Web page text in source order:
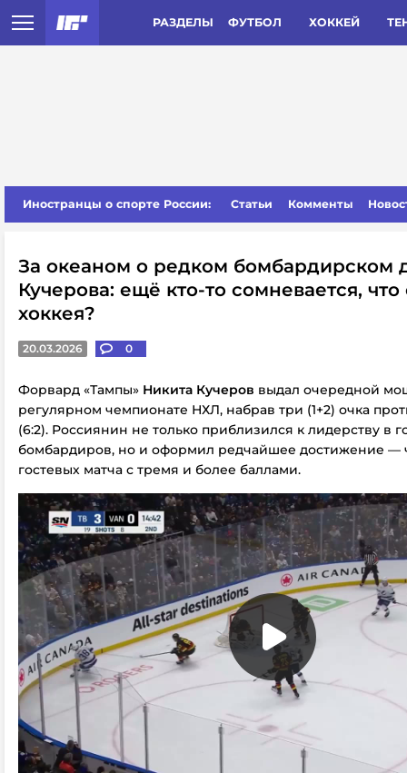
РАЗДЕЛЫ ФУТБОЛ ХОККЕЙ
Иностранцы о спорте России: Статьи Комменты
За океаном о редком бомбардирском
Кучерова: ещё кто-то сомневается,
хоккея?
20.03.2026 0
Форвард «Тампы» Никита Кучеров выдал очередной
регулярном чемпионате НХЛ, набрав три (1+2) очка
(6:2). Россиянин не только приблизился к лидерству в
бомбардиров, но и оформил редчайшее достижение —
гостевых матча с тремя и более баллами.